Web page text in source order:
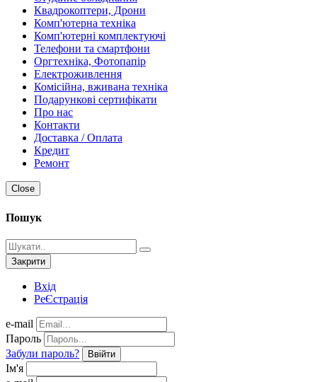
Квадрокоптери, Дрони
Комп'ютерна техніка
Комп'ютерні комплектуючі
Телефони та смартфони
Оргтехніка, Фотопапір
Електроживлення
Комісійна, вживана техніка
Подарункові сертифікати
Про нас
Контакти
Доставка / Оплата
Кредит
Ремонт
Close
Пошук
Закрити
Вхід
РеЄстрація
e-mail
Пароль
Забули пароль?
Ввійти
Ім'я